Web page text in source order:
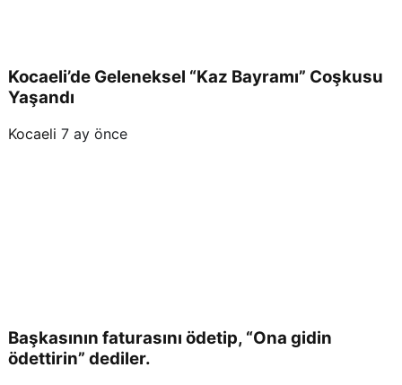
Kocaeli’de Geleneksel “Kaz Bayramı” Coşkusu
Yaşandı
Kocaeli 7 ay önce
Başkasının faturasını ödetip, “Ona gidin
ödettirin” dediler.